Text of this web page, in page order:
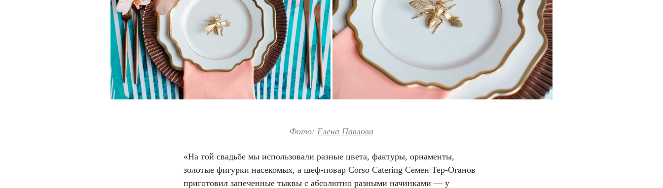
Фото: Елена Павлова
«На той свадьбе мы использовали разные цвета, фактуры, орнаменты,
золотые фигурки насекомых, а шеф-повар Corso Catering Семен Тер-Оганов
приготовил запеченные тыквы с абсолютно разными начинками — у